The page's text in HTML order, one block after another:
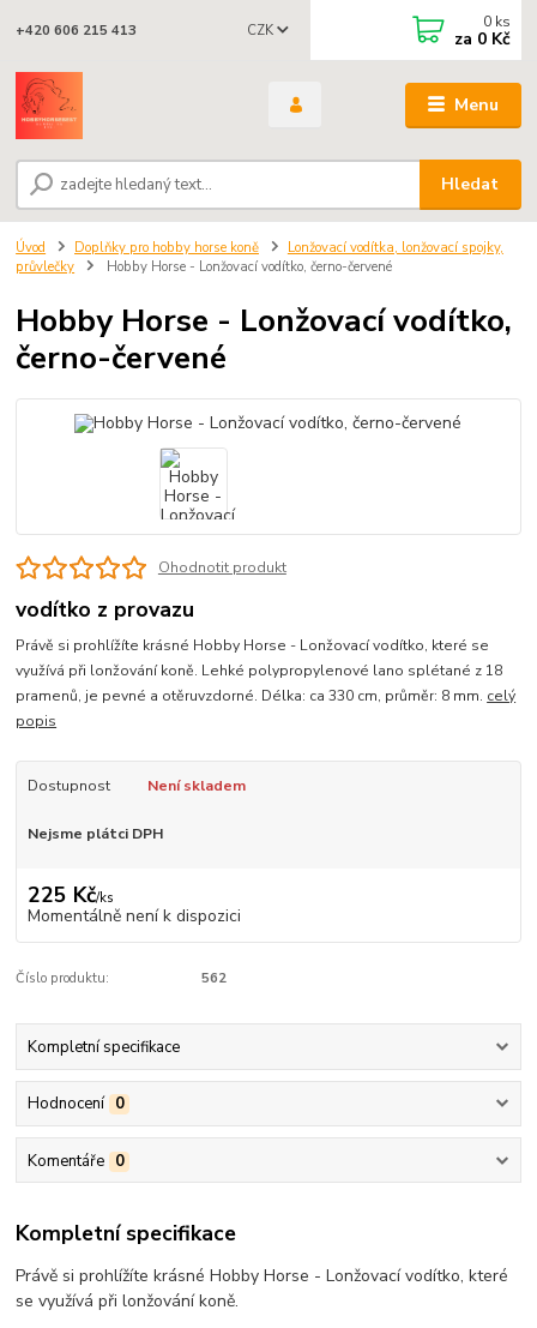
Menu
CZK
Hledat
+420 606 215 413 0 ks
za 0 Kč
Úvod Doplňky pro hobby horse koně
Lonžovací vodítka, lonžovací spojky,
průvlečky
Hobby Horse - Lonžovací vodítko, černo-červené
Hobby Horse - Lonžovací vodítko,
černo-červené
Ohodnotit produkt
vodítko z provazu
Právě si prohlížíte krásné Hobby Horse - Lonžovací vodítko, které se
využívá při lonžování koně. Lehké polypropylenové lano splétané z 18
pramenů, je pevné a otěruvzdorné. Délka: ca 330 cm, průměr: 8 mm. celý
popis
Dostupnost Není skladem
Nejsme plátci DPH
225 Kč/ks
Momentálně není k dispozici
Číslo produktu: 562
Kompletní specifikace
Hodnocení 0
Komentáře 0
Kompletní specifikace
Právě si prohlížíte krásné Hobby Horse - Lonžovací vodítko, které
se využívá při lonžování koně.